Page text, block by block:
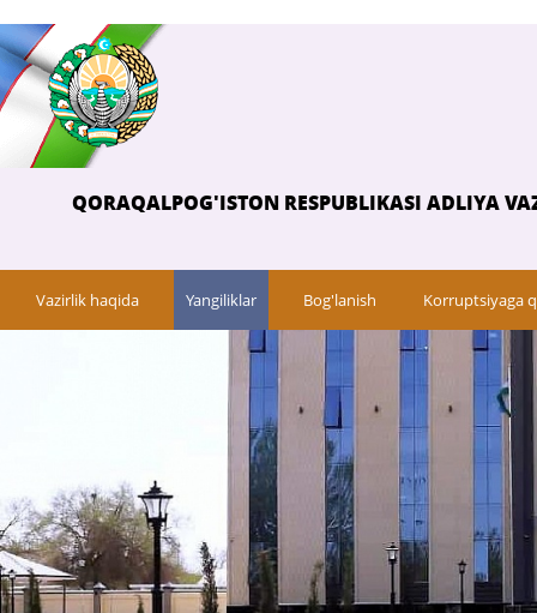
QORAQALPOG'ISTON RESPUBLIKASI ADLIYA
Vazirlik haqida Yangiliklar Bog'lanish Korruptsiyaga